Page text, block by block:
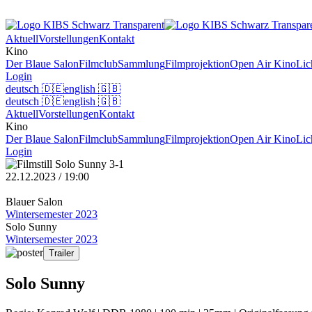
AktuellVorstellungenKontakt
Kino
Der Blaue SalonFilmclubSammlungFilmprojektionOpen Air Kino
Login
deutsch 🇩🇪english 🇬🇧
deutsch 🇩🇪english 🇬🇧
AktuellVorstellungenKontakt
Kino
Der Blaue SalonFilmclubSammlungFilmprojektionOpen Air Kino
Login
22.12.2023 / 19:00
Blauer Salon
Wintersemester 2023
Solo Sunny
Wintersemester 2023
Trailer
Solo Sunny